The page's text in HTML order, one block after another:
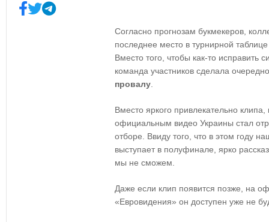
Согласно прогнозам букмекеров,
последнее место в турнирной таблице
Вместо того, чтобы как-то исправить
команда участников сделала
провалу
Вместо яркого привлекательно
официальным видео Украины стал
отборе. Ввиду того, что в этом году
выступает в полуфинале, ярко
мы не сможем.
Даже если клип появится позже, на
«Евровидения» он доступен уже не